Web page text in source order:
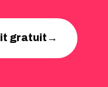
gratuit →